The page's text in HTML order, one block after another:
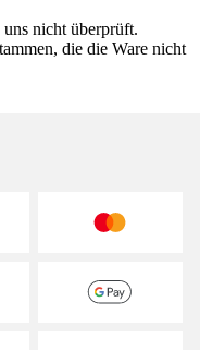
nicht überprüft.
die die Ware nicht